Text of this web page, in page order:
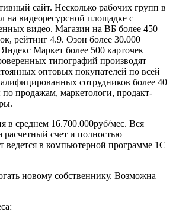
сайт. Несколько рабочих групп в
на видеоресурсной площадке с
видео. Магазин на ВБ более 450
рейтинг 4.9. Озон более 30.000
Маркет более 500 карточек
типографий производят
оптовых покупателей по всей
сотрудников более 40
продажам, маркетологи, продакт-
в среднем 16.700.000руб/мес. Вся
расчетный счет и полностью
ведется в компьютерной программе 1С
новому собственнику. Возможна